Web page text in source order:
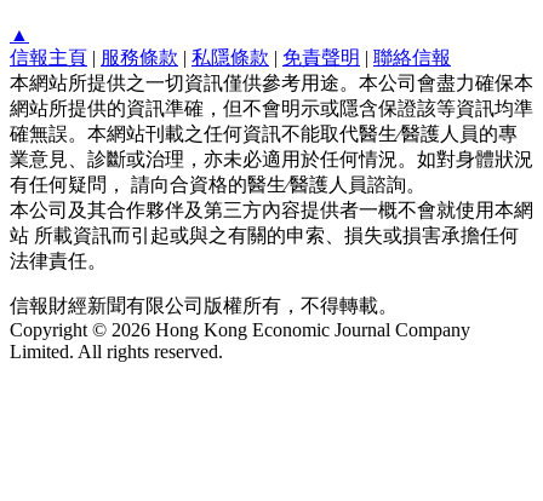
▲
信報主頁 | 服務條款 | 私隱條款 | 免責聲明 | 聯絡信報
本網站所提供之一切資訊僅供參考用途。本公司會盡力確保本
網站所提供的資訊準確，但不會明示或隱含保證該等資訊均準
確無誤。本網站刊載之任何資訊不能取代醫生∕醫護人員的專
業意見、診斷或治理，亦未必適用於任何情況。如對身體狀況
有任何疑問， 請向合資格的醫生∕醫護人員諮詢。
本公司及其合作夥伴及第三方內容提供者一概不會就使用本網
站 所載資訊而引起或與之有關的申索、損失或損害承擔任何
法律責任。
信報財經新聞有限公司版權所有，不得轉載。
Copyright © 2026 Hong Kong Economic Journal Company
Limited. All rights reserved.